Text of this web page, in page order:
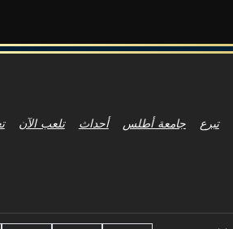
تبرع جامعة أطلس أحداث تلعب الآن